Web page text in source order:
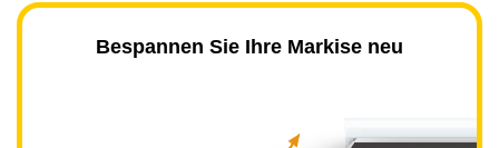
Bespannen Sie Ihre Markise neu